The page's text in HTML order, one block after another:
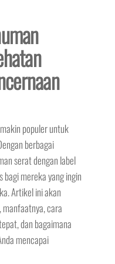
populer untuk
berbagai
serat dengan label
bagi mereka yang ingin
Artikel ini akan
cara
dan bagaimana
mencapai